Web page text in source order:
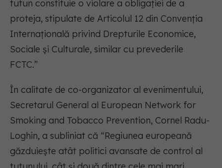
tutun constituie o violare a obligației de a
proteja, stipulate de Articolul 12 din Convenția
Internațională privind Drepturile Economice,
Sociale și Culturale, similar cu prevederile
FCTC.”
În calitate de co-organizator al evenimentului,
Secretarul General al European Network for
Smoking and Tobacco Prevention, Cornel Radu-
Loghin, a subliniat că “Regiunea europeană
găzduiește atât politici avansate de control al